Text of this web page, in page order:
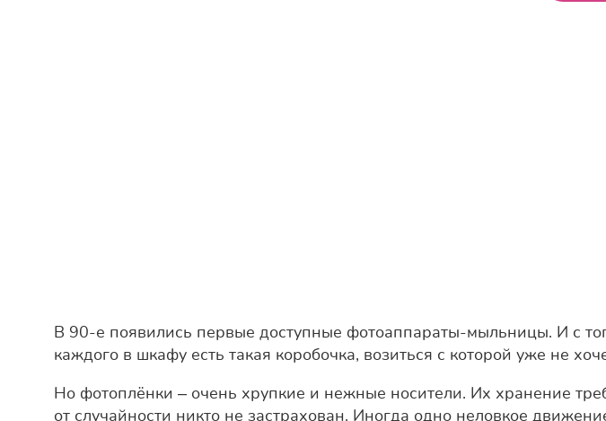
В 90-е появились первые доступные фотоаппараты-мыльницы. И с
каждого в шкафу есть такая коробочка, возиться с которой уже не
Но фотоплёнки – очень хрупкие и нежные носители. Их хранение
от случайности никто не застрахован. Иногда одно неловкое